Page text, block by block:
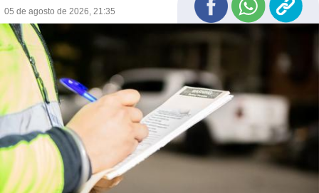
05 de agosto de 2026, 21:35